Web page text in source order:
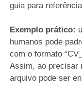
guia para
Exemplo prático:
humanos pode
com o formato
Assim, ao precisar
arquivo pode ser